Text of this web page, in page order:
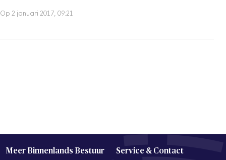
Op 2 januari 2017, 09:21
Meer Binnenlands Bestuur Service & Contact